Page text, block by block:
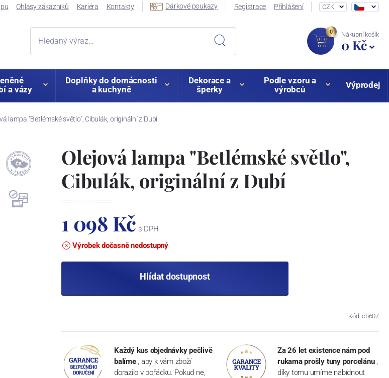
Ohlasy zákazníků Kariéra Kontakty Dárkové poukazy Registrace Přihlášení CZK
0 Nákupní košík
0 Kč
a vázy
Doplňky do domácnosti
a kuchyně
Dekorace a
šperky
Podle vzoru a
výrobců
Výprodej
lampa "Betlémské světlo", Cibulák, originální z Dubí
Olejová lampa "Betlémské světlo",
Cibulák, originální z Dubí
1 098 Kč s DPH
Výrobek dočasně nedostupný
Hlídat dostupnost
Kód: cb607
Každý kus objednávky pečlivě
balíme , aby k vám zboží
dorazilo v pořádku. Pokud ne,
Za 26 let existence nám pod
rukama prošly tuny porcelánu ,
díky tomu umíme nabídnout